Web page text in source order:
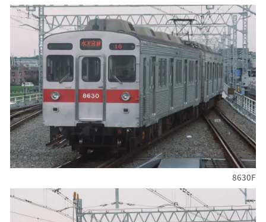
8630F